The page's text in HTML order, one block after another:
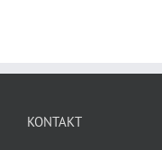
KONTAKT